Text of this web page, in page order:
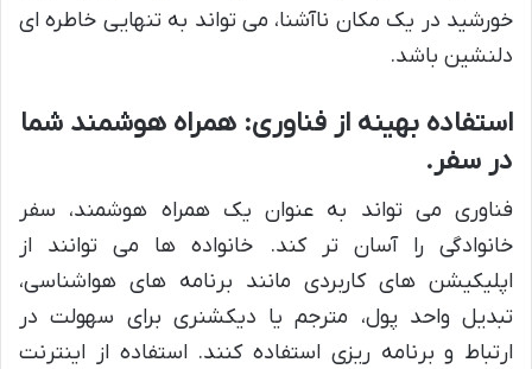
خورشید در یک مکان ناآشنا، می تواند به تنهایی خاطره ای
دلنشین باشد.
استفاده بهینه از فناوری: همراه هوشمند شما
در سفر.
فناوری می تواند به عنوان یک همراه هوشمند، سفر
خانوادگی را آسان تر کند. خانواده ها می توانند از
اپلیکیشن های کاربردی مانند برنامه های هواشناسی،
تبدیل واحد پول، مترجم یا دیکشنری برای سهولت در
ارتباط و برنامه ریزی استفاده کنند. استفاده از اینترنت